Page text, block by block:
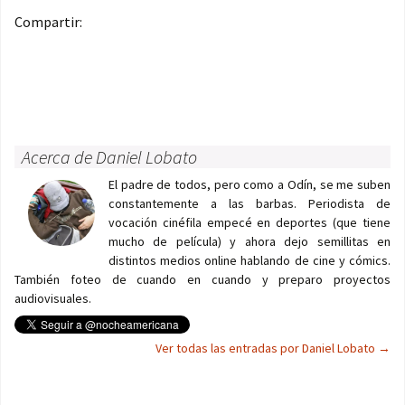
Compartir:
Acerca de Daniel Lobato
El padre de todos, pero como a Odín, se me suben
constantemente a las barbas. Periodista de
vocación cinéfila empecé en deportes (que tiene
mucho de película) y ahora dejo semillitas en
distintos medios online hablando de cine y cómics.
También foteo de cuando en cuando y preparo proyectos
audiovisuales.
Ver todas las entradas por Daniel Lobato →